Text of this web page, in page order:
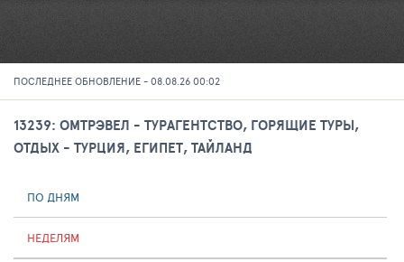
ПОСЛЕДНЕЕ ОБНОВЛЕНИЕ - 08.08.26 00:02
13239: ОМТРЭВЕЛ - ТУРАГЕНТСТВО, ГОРЯЩИЕ ТУРЫ,
ОТДЫХ - ТУРЦИЯ, ЕГИПЕТ, ТАЙЛАНД
ПО ДНЯМ
НЕДЕЛЯМ